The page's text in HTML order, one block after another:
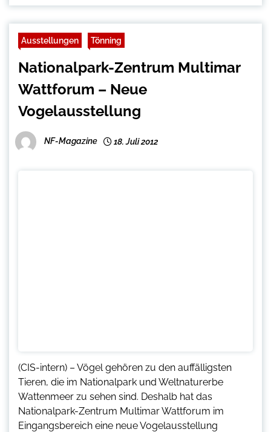
Ausstellungen Tönning
Nationalpark-Zentrum Multimar
Wattforum – Neue
Vogelausstellung
NF-Magazine 18. Juli 2012
(CIS-intern) – Vögel gehören zu den auffälligsten
Tieren, die im Nationalpark und Weltnaturerbe
Wattenmeer zu sehen sind. Deshalb hat das
Nationalpark-Zentrum Multimar Wattforum im
Eingangsbereich eine neue Vogelausstellung